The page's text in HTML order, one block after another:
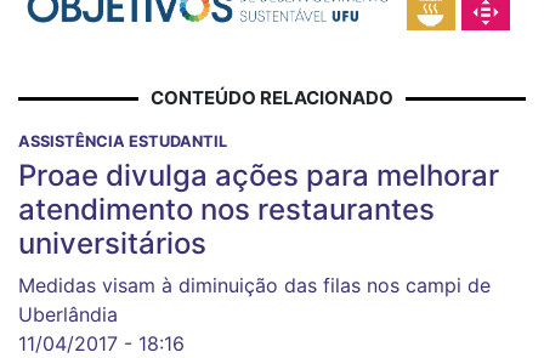
CONTEÚDO RELACIONADO
ASSISTÊNCIA ESTUDANTIL
Proae divulga ações para melhorar
atendimento nos restaurantes
universitários
Medidas visam à diminuição das filas nos campi de
Uberlândia
11/04/2017 - 18:16